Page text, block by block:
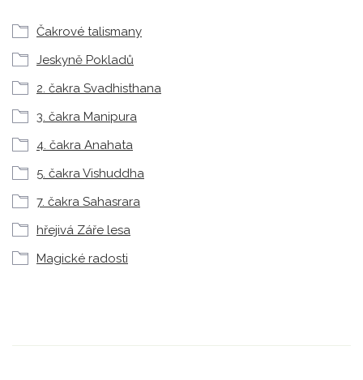
Čakrové talismany
Jeskyně Pokladů
2. čakra Svadhisthana
3. čakra Manipura
4. čakra Anahata
5. čakra Vishuddha
7. čakra Sahasrara
hřejivá Záře lesa
Magické radosti